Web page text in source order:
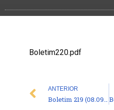
Boletim220.pdf
Prev
ANTERIOR
Boletim 219 (08.09.2017)